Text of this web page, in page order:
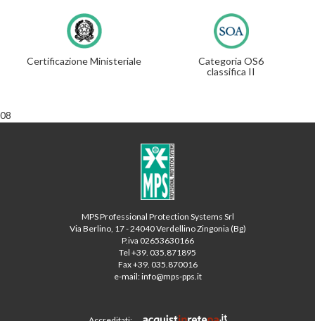
Certificazione Ministeriale
Categoria OS6
classifica II
08
MPS Professional Protection Systems Srl
Via Berlino, 17 - 24040 Verdellino Zingonia (Bg)
P.iva 02653630166
Tel +39. 035.871895
Fax +39. 035.870016
e-mail:info@mps-pps.it